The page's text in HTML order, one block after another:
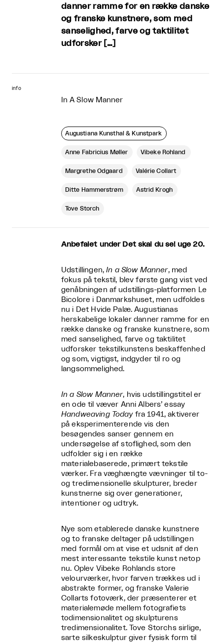
danner ramme for en række danske
og franske kunstnere, som med
sanselighed, farve og taktilitet
udforsker […]
info
In A Slow Manner
Augustiana Kunsthal & Kunstpark
Anne Fabricius Møller Vibeke Rohland
Margrethe Odgaard Valérie Collart
Ditte Hammerstrøm Astrid Krogh
Tove Storch
Anbefalet under Det skal du se! uge 20.
Udstillingen,In a Slow Manner, med
fokus på tekstil, blev første gang vist ved
genåbningen af udstillings-platformen Le
Bicolore i Danmarkshuset, men udfoldes
nu i Det Hvide Palæ. Augustianas
herskabelige lokaler danner ramme for en
række danske og franske kunstnere, som
med sanselighed, farve og taktilitet
udforsker tekstilkunstens beskaffenhed
og som, vigtigst, indgyder til ro og
langsommelighed.
In a Slow Manner, hvis udstillingstitel er
en ode til væver Anni Albers’ essay
Handweaving Todayfra 1941, aktiverer
på eksperimenterende vis den
besøgendes sanser gennem en
undersøgelse af stoflighed, som den
udfolder sig i en række
materialebaserede, primært tekstile
værker. Fra væghængte vævninger til to-
og tredimensionelle skulpturer, breder
kunstnerne sig over generationer,
intentioner og udtryk.
Nye som etablerede danske kunstnere
og to franske deltager på udstillingen
med formål om at vise et udsnit af den
mest interessante tekstile kunst netop
nu. Oplev Vibeke Rohlands store
velourværker, hvor farven trækkes ud i
abstrakte former, og franske Valerie
Collarts fotoværk, der præsenterer et
materialemøde mellem fotografiets
todimensionalitet og skulpturens
tredimensionalitet. Tove Storchs sirlige,
sarte silkeskulptur giver fysisk form til